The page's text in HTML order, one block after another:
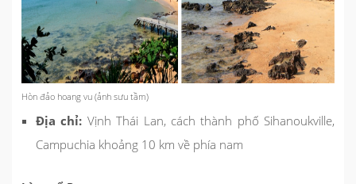
Hòn đảo hoang vu (ảnh sưu tầm)
Địa chỉ: Vịnh Thái Lan, cách thành phố Sihanoukville,
Campuchia khoảng 10 km về phía nam